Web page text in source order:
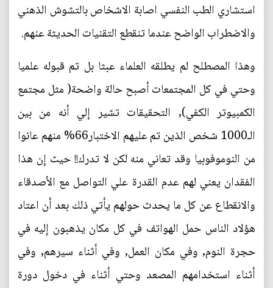
استشاري الطب النفسي اصابة الاشخاص بالتشوش الذهني
والاضطراب الواضح عندما تنقطع التقنيات الحديثة عنهم.
وهذا المصطلح لم يطلقه العلماء عبثا بل تم قبوله علميا
وحتي في كل المجتمعات أصبح حالة واضحة( مثل مجتمع
الكمبيوتر الكفي), التحقيقات تشير إلي أنه من بين
الـ1000 شخص الذين تم عليهم الاختبار66% منهم عانوا
من النوموفوبيا وقد تعاني منه لكن لا تدرك!! حيث إن هذا
الفقدان يعني لهم عدم القدرة علي التواصل مع الأصدقاء
والانقطاع عن كل ما يحدث حولهم يأتي ذلك بعد أن اعتاد
هؤلاد الناس حمل الهواتف في كل مكان يذهبون إليه في
حجرة النوم, وفي مكان العمل, وفي أثناء سيرهم, وفي
أثناء استخدامهم المصعد وحتي أثناء في دخول دورة